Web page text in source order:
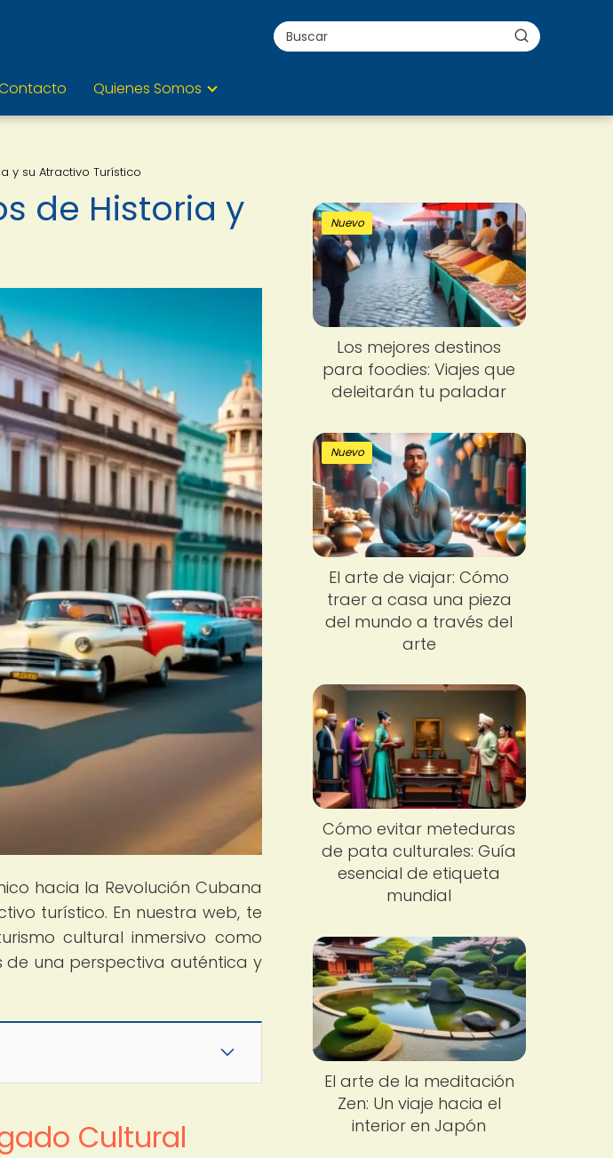
Quienes Somos
y su Atractivo Turístico
de Historia y
hacia la Revolución Cubana
turístico. En nuestra web, te
cultural inmersivo como
una perspectiva auténtica y
Cultural
Nuevo
Los mejores destinos
para foodies: Viajes que
deleitarán tu paladar
Nuevo
El arte de viajar: Cómo
traer a casa una pieza
del mundo a través del
arte
Cómo evitar meteduras
de pata culturales: Guía
esencial de etiqueta
mundial
El arte de la meditación
Zen: Un viaje hacia el
interior en Japón